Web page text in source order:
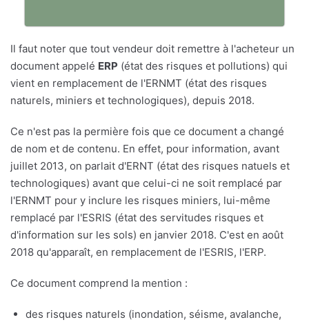
Il faut noter que tout vendeur doit remettre à l'acheteur un
document appelé ERP (état des risques et pollutions) qui
vient en remplacement de l'ERNMT (état des risques
naturels, miniers et technologiques), depuis 2018.
Ce n'est pas la permière fois que ce document a changé
de nom et de contenu. En effet, pour information, avant
juillet 2013, on parlait d'ERNT (état des risques natuels et
technologiques) avant que celui-ci ne soit remplacé par
l'ERNMT pour y inclure les risques miniers, lui-même
remplacé par l'ESRIS (état des servitudes risques et
d'information sur les sols) en janvier 2018. C'est en août
2018 qu'apparaît, en remplacement de l'ESRIS, l'ERP.
Ce document comprend la mention :
des risques naturels (inondation, séisme, avalanche,